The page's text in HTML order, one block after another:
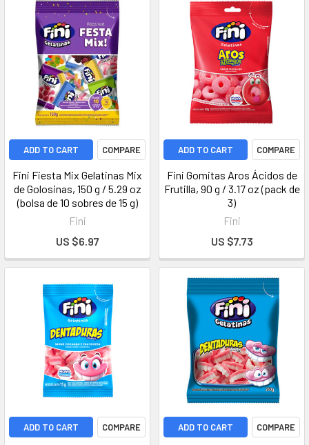
ADD TO CART COMPARE
Fini Fiesta Mix Gelatinas Mix
de Golosinas, 150 g / 5.29 oz
(bolsa de 10 sobres de 15 g)
Fini
US $6.97
ADD TO CART COMPARE
Fini Gomitas Aros Ácidos de
Frutilla, 90 g / 3.17 oz (pack de
3)
Fini
US $7.73
ADD TO CART COMPARE ADD TO CART COMPARE